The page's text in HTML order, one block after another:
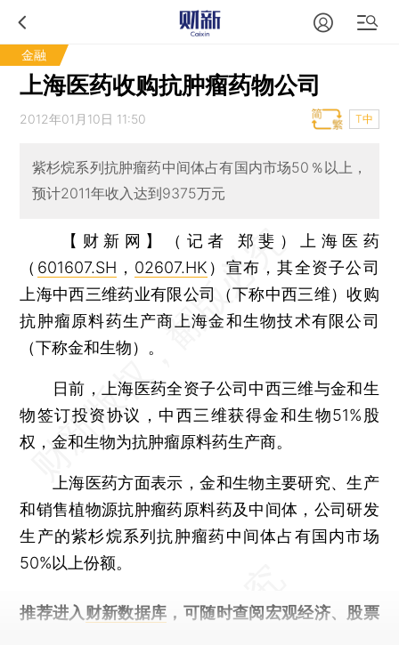
金融
上海医药收购抗肿瘤药物公司
2012年01月10日 11:50 T中
紫杉烷系列抗肿瘤药中间体占有国内市场50％以上，
预计2011年收入达到9375万元
【财新网】（记者 郑斐）
上海医药
（ 601607.SH ， 02607.HK ）宣布，其全资子公司
上海中西三维药业有限公司（下称中西三维）收购
抗肿瘤原料药生产商上海金和生物技术有限公司
（下称金和生物）。
日前，上海医药全资子公司中西三维与金和生
物签订投资协议，中西三维获得金和生物51%股
权，金和生物为抗肿瘤原料药生产商。
上海医药方面表示，金和生物主要研究、生产
和销售植物源抗肿瘤药原料药及中间体，公司研发
生产的紫杉烷系列抗肿瘤药中间体占有国内市场
50%以上份额。
推荐进入 财新数据库 ，可随时查阅宏观经济、股票